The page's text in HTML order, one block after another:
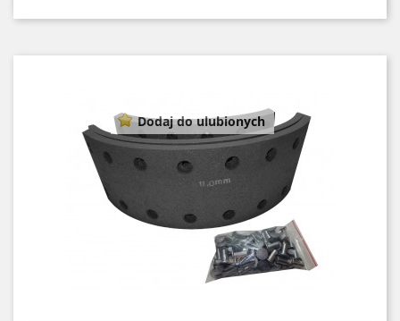
Dodaj do ulubionych